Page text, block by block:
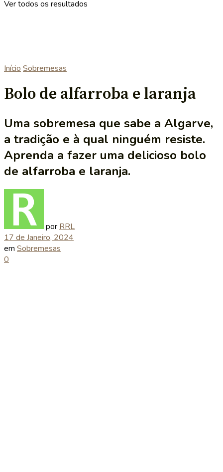
Ver todos os resultados
Início Sobremesas
Bolo de alfarroba e laranja
Uma sobremesa que sabe a Algarve,
a tradição e à qual ninguém resiste.
Aprenda a fazer uma delicioso bolo
de alfarroba e laranja.
por RRL
17 de Janeiro, 2024
em Sobremesas
0